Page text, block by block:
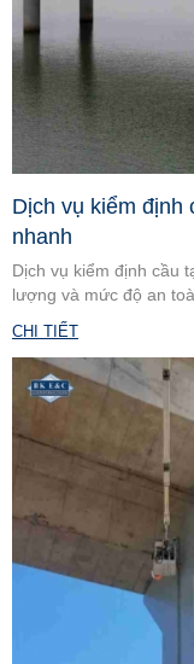
Dịch vụ kiểm định
nhanh
Dịch vụ kiểm định cầu
lượng và mức độ an
quy trình chuyên
CHI TIẾT